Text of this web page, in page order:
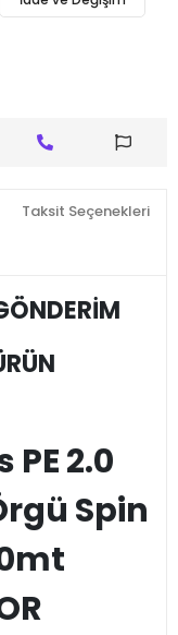
Taksit Seçenekleri
PE 2.0
Spin